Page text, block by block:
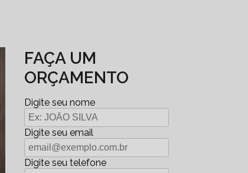
FAÇA UM
ORÇAMENTO
Digite seu nome
Digite seu email
Digite seu telefone